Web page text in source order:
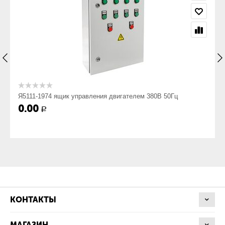
~50
Номинальное напряжение, В
Номинальный ток, А
Я5111-1974 ящик управления двигателем 380В 50Гц
0.00 Р
КОНТАКТЫ